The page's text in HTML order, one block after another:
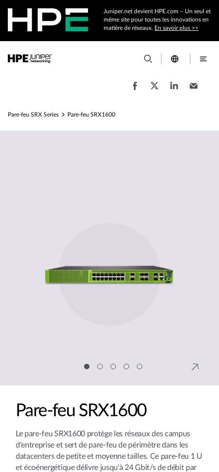
Juniper.net devient HPE.com – Un seul et
même site pour toutes les innovations en
matière de réseaux. En savoir plus >>
Pare-feu SRX Series Pare-feu SRX1600
Pare-feu SRX1600
Le pare-feu SRX1600 protège les réseaux des campus
d'entreprise et sert de pare-feu de périmètre dans les
datacenters de petite et moyenne tailles. Ce pare-feu 1 U
et écoénergétique délivre jusqu'à 24 Gbit/s de débit par